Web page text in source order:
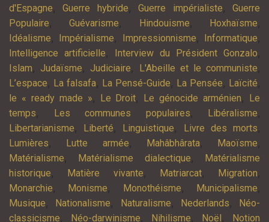
d'Espagne,Guerre hybride,Guerre impérialiste,Guerre
Populaire,Guévarisme, Hindouisme, Hoxhaïsme,
Idéalisme, Impérialisme, Impressionnisme, Informatique,
Intelligence artificielle, Interview du Président Gonzalo,
Islam, Judaïsme, Judiciaire, L'Abeille et le communiste,
L’espace, La falsafa, La Pensé-Guide, La Pensée, Laïcité,
le « ready made », Le Droit, Le génocide arménien,
Le
temps, Les communes populaires, Libéralisme,
Libertarianisme, Liberté, Linguistique, Livre des morts,
Lumières, Lutte armée, Mahâbhârata, Maoïsme,
Matérialisme, Matérialisme dialectique,
Matérialisme
historique, Matière vivante, Matriarcat, Migration,
Monarchie, Monisme, Monothéisme, Municipalisme,
Musique, Nationalisme, Naturalisme, Nederlands,
Néo-
classicisme, Néo-darwinisme, Nihilisme, Noël , Notion